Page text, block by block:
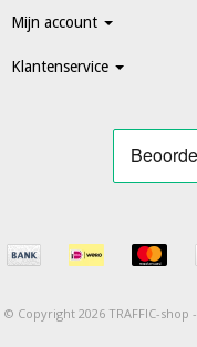
Mijn account
Klantenservice
© Copyright 2026 TRAFFIC-shop -